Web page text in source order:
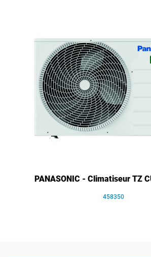
PANASONIC - Climatiseur TZ
458350